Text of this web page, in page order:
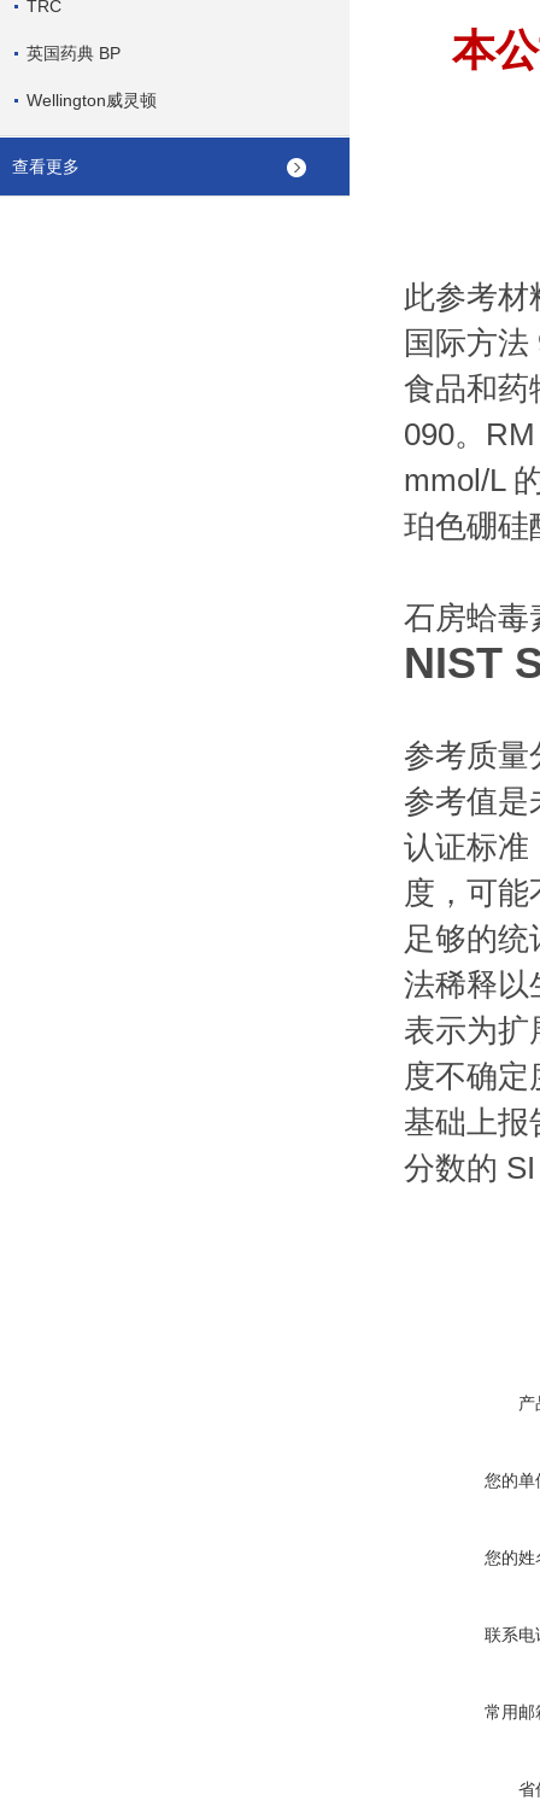
TRC
英国药典 BP
Wellington威灵顿
查看更多
本
此参考材
国际方
食品和药
090。
mmol/L
珀色硼硅
石房蛤毒
NIST
参考质量
参考值是
认证标准
度，可
足够的
法稀释以
表示为扩
度不确定
基础上报
分数的
产
您的单
您的姓
联系电
常用邮
省